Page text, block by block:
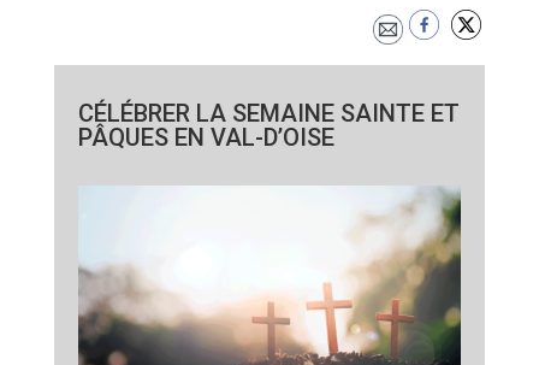
CÉLÉBRER LA SEMAINE SAINTE ET
PÂQUES EN VAL-D’OISE